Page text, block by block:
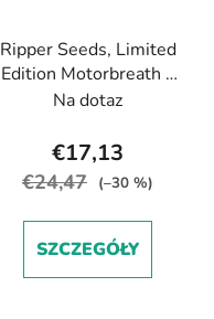
Ripper Seeds, Limited
Edition Motorbreath x
Runtz, feminized, 3ks
Na dotaz
€17,13
€24,47 (–30 %)
SZCZEGÓŁY